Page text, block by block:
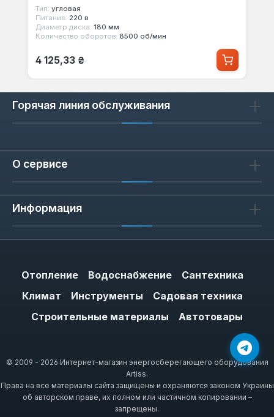
Тип: угловая
Питание: 220 в
Диаметр диска: 180 мм
Количество оборотов: 8500 об/мин
Обычная цена:
4 125,33 ₴
Горячая линия обслуживания
О сервисе
Информация
Отопление Водоснабжение
Сантехника
Климат
Инструменты
Садовая техника
Строительные материалы
Автотовары
© 2009 - 2026 Интернет-магазин энергосберегающего оборудования
Artiss.
Права на все материалы сайта защищены и охраняются законом Украины
об авторском праве, их полном или частичном копировании –
запрещены.